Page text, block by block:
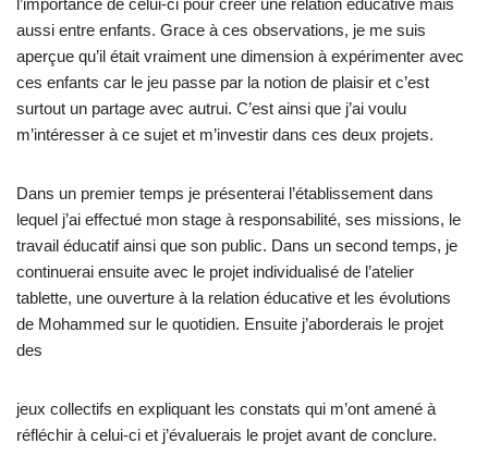
aussi entre enfants. Grace à ces observations, je me suis
aperçue qu’il était vraiment une dimension à expérimenter avec
ces enfants car le jeu passe par la notion de plaisir et c’est
surtout un partage avec autrui. C’est ainsi que j’ai voulu
m’intéresser à ce sujet et m’investir dans ces deux projets.
Dans un premier temps je présenterai l’établissement dans
lequel j’ai effectué mon stage à responsabilité, ses missions, le
travail éducatif ainsi que son public. Dans un second temps, je
continuerai ensuite avec le projet individualisé de l’atelier
tablette, une ouverture à la relation éducative et les évolutions
de Mohammed sur le quotidien. Ensuite j’aborderais le projet
des
jeux collectifs en expliquant les constats qui m’ont amené à
réfléchir à celui-ci et j’évaluerais le projet avant de conclure.